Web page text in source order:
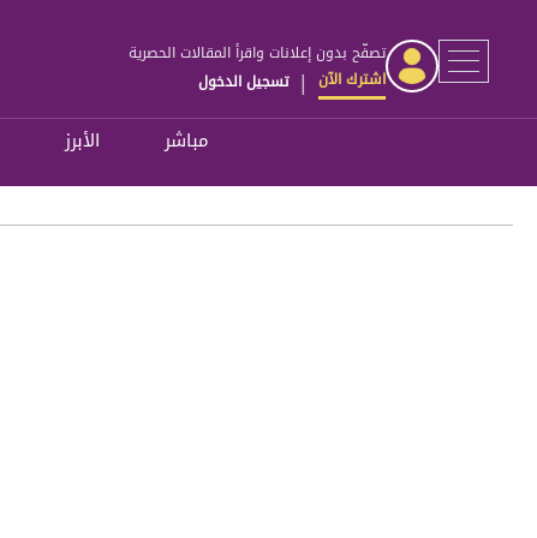
تصفّح بدون إعلانات واقرأ المقالات الحصرية
اشترك الآن | تسجيل الدخول
مباشر الأبرز